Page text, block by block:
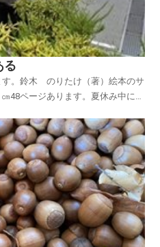
る
す。鈴木 のりたけ（著）絵本のサ
48ページあります。夏休み中にも
ンチの事例が数多く描かれていま
しやすさは、数字...